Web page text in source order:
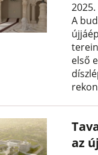
A
első
az